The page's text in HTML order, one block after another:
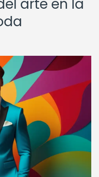
arte en la